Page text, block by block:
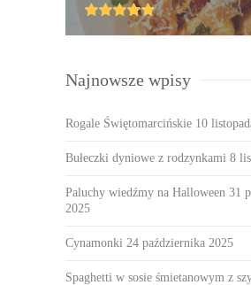
Najnowsze wpisy
Rogale Świętomarcińskie 10
Bułeczki dyniowe z rodzynkami 8
Paluchy wiedźmy na Halloween 31
2025
Cynamonki 24 października 2025
Spaghetti w sosie śmietanowym z